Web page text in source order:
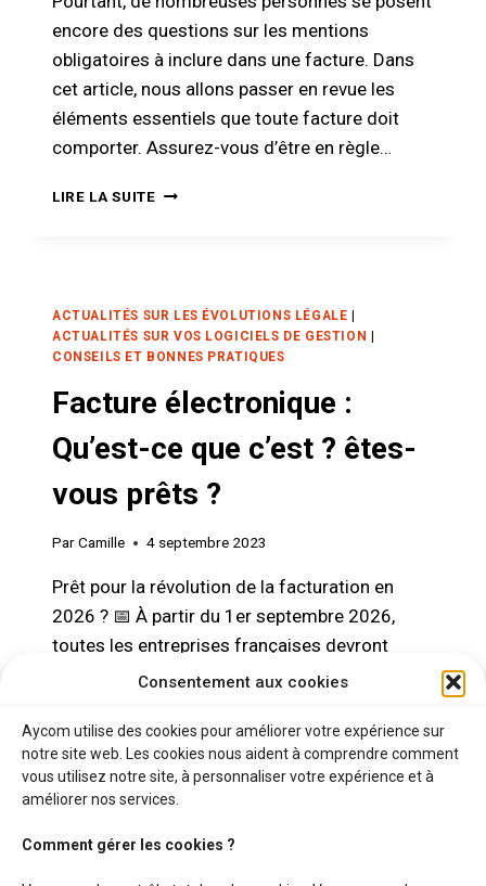
Consentement aux cookies
Aycom utilise des cookies pour améliorer votre expérience sur
notre site web. Les cookies nous aident à comprendre comment
vous utilisez notre site, à personnaliser votre expérience et à
améliorer nos services.
Comment gérer les cookies ?
SIMPLE
ET
LE
SÛR
?
encore des questions sur les mentions
obligatoires à inclure dans une facture. Dans
cet article, nous allons passer en revue les
éléments essentiels que toute facture doit
comporter. Assurez-vous d’être en règle…
LIRE LA SUITEQUELLES
FACTURE
?
ACTUALITÉS SUR LES ÉVOLUTIONS LÉGALE
ACTUALITÉS SUR VOS LOGICIELS DE GESTION
CONSEILS ET BONNES PRATIQUES
Facture électronique :
Qu’est-ce que c’est ? êtes-
vous prêts ?
ParCamille 4 septembre 2023
Prêt pour la révolution de la facturation en
2026 ? 📅 À partir du 1er septembre 2026,
toutes les entreprises françaises devront
obligatoirement recevoir des factures
entreprises de taille intermédiaire (ETI) auront
l’obligation de les émettre. Êtes-vous prêt pour
cette transition ? Quelles obligations vous